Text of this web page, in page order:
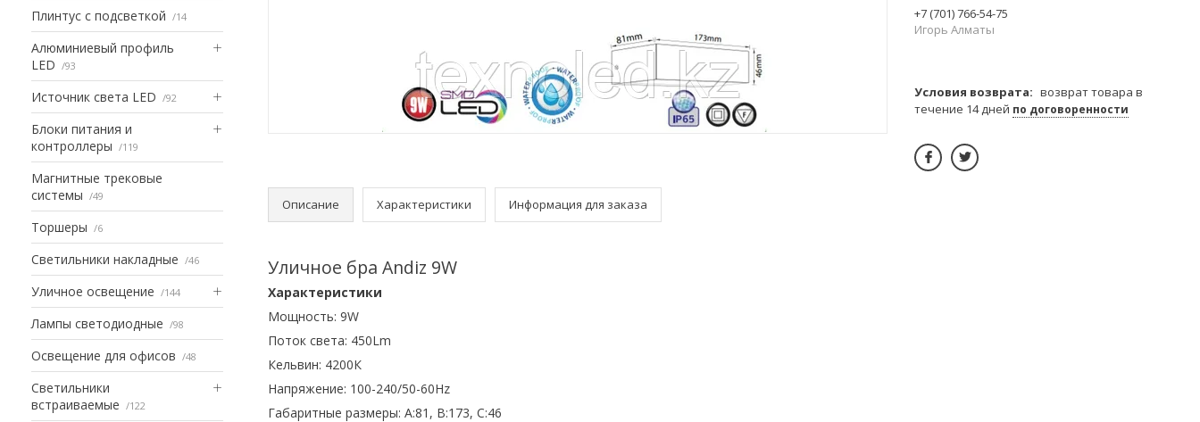
Плинтус с подсветкой 14
Алюминиевый профиль
LED
93
Источник света LED 92
Блоки питания и
контроллеры
119
Магнитные трековые
системы
49
Торшеры 6
Светильники накладные 46
Уличное освещение 144
Лампы светодиодные 98
Освещение для офисов 48
Светильники
встраиваемые
122
Описание Характеристики Информация для заказа
Уличное бра Andiz 9W
Характеристики
Мощность: 9W
Поток света: 450Lm
Кельвин: 4200К
Напряжение: 100-240/50-60Hz
Габаритные размеры: A:81, B:173, С:46
+7 (701) 766-54-75
Игорь Алматы
возврат товара в
течение 14 дней по договоренности